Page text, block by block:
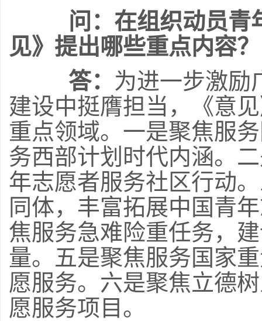
问：在组织动员青
见》提出哪些重点内容？
答： 为进一步激励
建设中挺膺担当，《意
重点领域。一是聚焦服
务西部计划时代内涵。
年志愿者服务社区行动
同体，丰富拓展中国青
焦服务急难险重任务，
量。五是聚焦服务国家
愿服务。六是聚焦立德
愿服务项目。